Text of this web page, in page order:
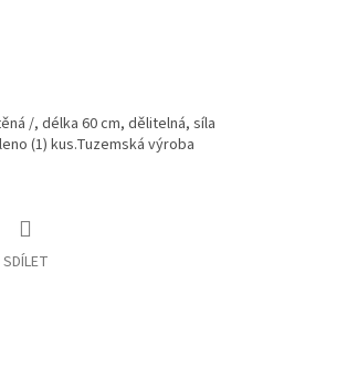
/, délka 60 cm, dělitelná, síla
(1) kus.Tuzemská výroba
SDÍLET